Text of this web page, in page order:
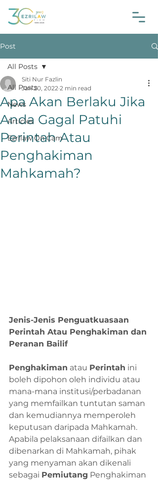
Post
All Posts
News
Articles
Ezrilaw On Cam
All Posts
Apa Akan Berlaku Jika
Anda Gagal Patuhi
Perintah Atau
Penghakiman
Mahkamah?
Siti Nur Fazlin
Jan 20, 2022 2 min read
Jenis-Jenis Penguatkuasaan
Perintah Atau Penghakiman dan
Peranan Bailif
Penghakiman atau Perintah ini
boleh dipohon oleh individu atau
mana-mana institusi/perbadanan
yang memfailkan tuntutan saman
dan kemudiannya memperoleh
keputusan daripada Mahkamah.
Apabila pelaksanaan difailkan dan
dibenarkan di Mahkamah, pihak
yang menyaman akan dikenali
sebagai Pemiutang Penghakiman